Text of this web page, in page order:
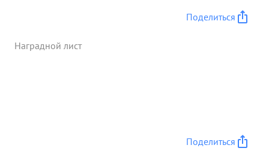
Поделиться
Наградной лист
Поделиться